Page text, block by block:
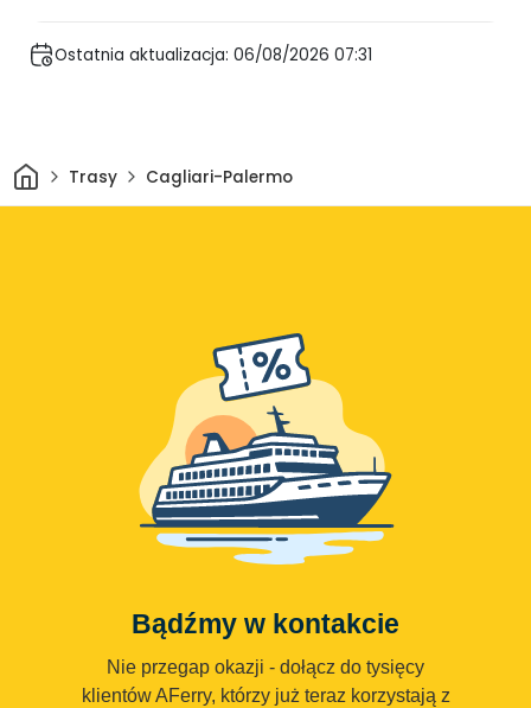
Ostatnia aktualizacja: 06/08/2026 07:31
DomTrasy Cagliari-Palermo
Bądźmy w kontakcie
Nie przegap okazji - dołącz do tysięcy
klientów AFerry, którzy już teraz korzystają z